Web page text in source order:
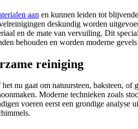
aan en kunnen leiden tot
deskundig worden
en de mate van vervuiling. Dit
behouden en worden moderne
reiniging
nu gaat om natuursteen, baksteen,
Moderne technieken zoals
voeren eerst een grondige